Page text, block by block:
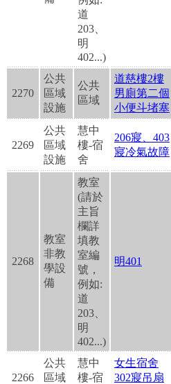
道
203、
明
402...)
2270
公共
區域
設施
公共
區域
道慈樓2樓
男廁第二個
小便斗堵塞
2269
公共
區域
設施
慧中
樓-宿
舍
206寢、403
寢冷氣故障
2268
教室
非教
學設
備
教室
(請於
主旨
欄詳
填教
室編
號，
例如:
道
203、
明
402...)
明401
2266
公共
區域
慧中
樓-宿
女生宿舍
302寢吊扇